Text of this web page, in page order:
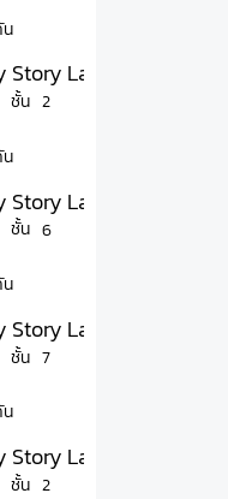
น
Story Ladprao 71 มาย
ชั้น 2
น
Story Ladprao 71 มาย
ชั้น 6
น
Story Ladprao 71 มาย
ชั้น 7
น
Story Ladprao 71 มาย
ชั้น 2